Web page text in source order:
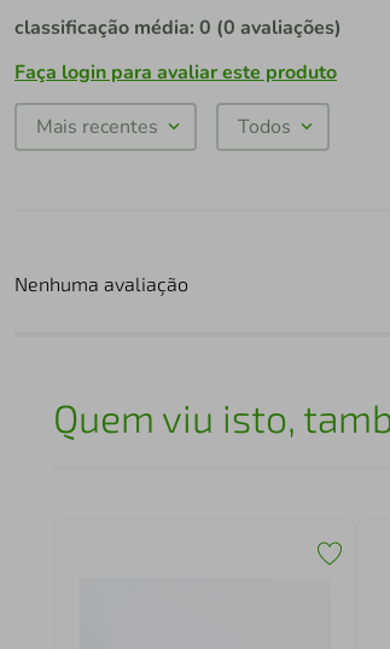
classificação média: 0 (0 avaliações)
Faça login para avaliar este produto
Mais recentes Todos
Nenhuma avaliação
Quem viu isto,